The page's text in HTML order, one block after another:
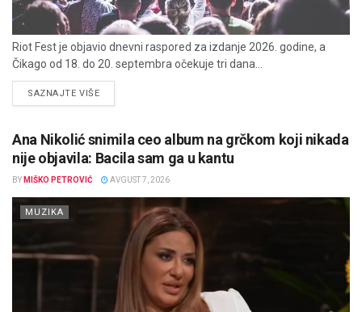
Riot Fest je objavio dnevni raspored za izdanje 2026. godine, a
Čikago od 18. do 20. septembra očekuje tri dana...
SAZNAJTE VIŠEDETAILS
Ana Nikolić snimila ceo album na grčkom koji nikada
nije objavila: Bacila sam ga u kantu
BY MIŠKO PETROVIĆ AVGUST 7, 2026
MUZIKA